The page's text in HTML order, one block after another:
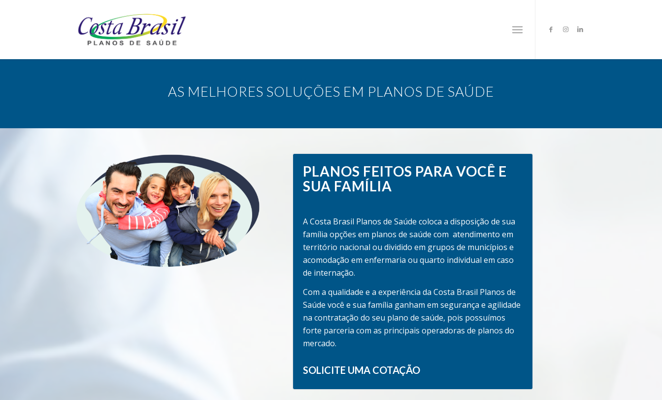
AS MELHORES SOLUÇÕES EM PLANOS DE SAÚDE
PLANOS FEITOS PARA VOCÊ E
SUA FAMÍLIA
A Costa Brasil Planos de Saúde coloca a disposição de sua
família opções em planos de saúde com atendimento em
território nacional ou dividido em grupos de municípios e
acomodação em enfermaria ou quarto individual em caso
de internação.
Com a qualidade e a experiência da Costa Brasil Planos de
Saúde você e sua família ganham em segurança e agilidade
na contratação do seu plano de saúde, pois possuímos
forte parceria com as principais operadoras de planos do
mercado.
SOLICITE UMA COTAÇÃO